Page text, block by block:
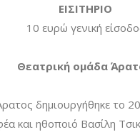
ΕΙΣΙΤΗΡΙΟ
10 ευρώ γενική
Θεατρική ομάδα
δημιουργήθηκε το
και ηθοποιό Βασίλη